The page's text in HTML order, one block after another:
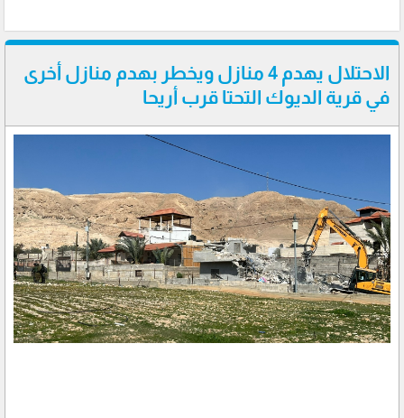
الاحتلال يهدم 4 منازل ويخطر بهدم منازل أخرى
في قرية الديوك التحتا قرب أريحا